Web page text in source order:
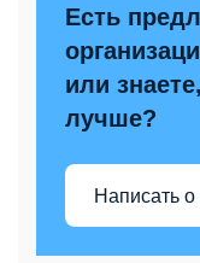
Есть
или
лучше?
Написать